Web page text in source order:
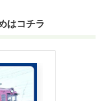
はコチラ